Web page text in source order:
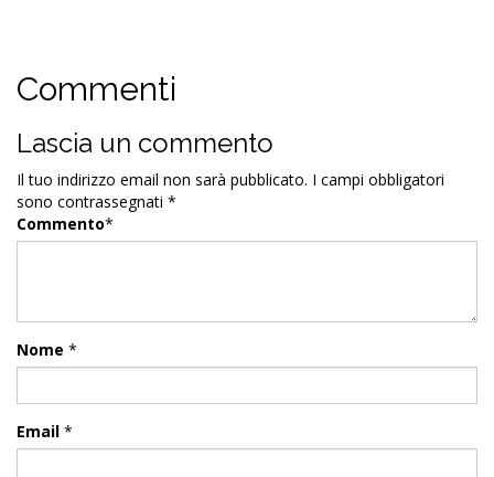
Commenti
Lascia un commento
Il tuo indirizzo email non sarà pubblicato. I campi obbligatori
sono contrassegnati *
Commento*
Nome *
Email *